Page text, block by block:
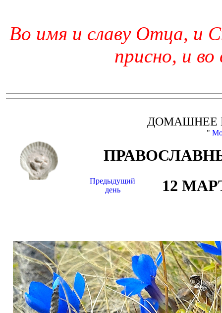
Во имя и славу Отца, и
присно, и во
ДОМАШНЕЕ
"
Предыдущий
день
12